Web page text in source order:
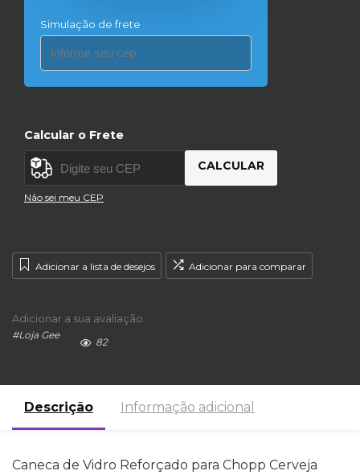
Simulação de frete
Calcular o Frete
CALCULAR
Não sei meu CEP
Adicionar a lista de desejos Adicionar para comparar
Adicionar a sua avaliação
82
#Loja Gee
Descrição Informação adicional
Caneca de Vidro Reforçado para Chopp Cerveja